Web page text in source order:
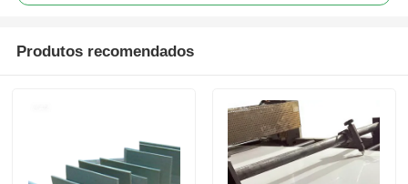
Produtos recomendados